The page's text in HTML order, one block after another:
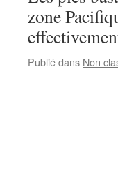
zone
Publié dans Non